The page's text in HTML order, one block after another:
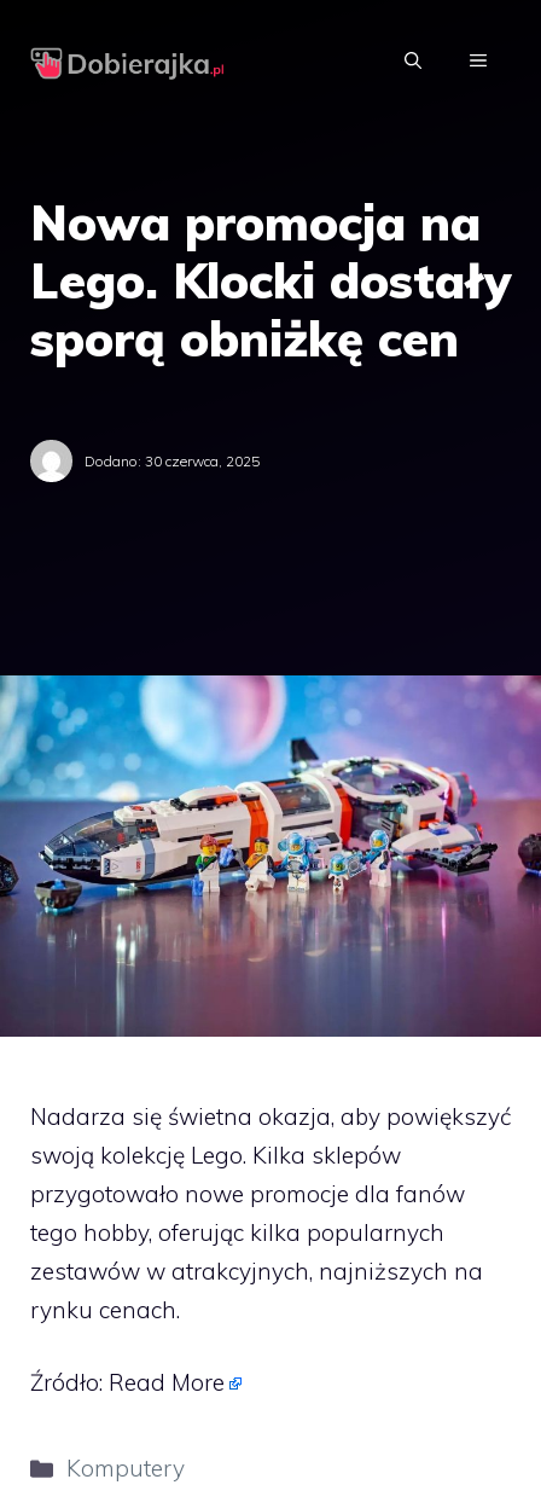
MENU
Nowa promocja na
Lego. Klocki dostały
sporą obniżkę cen
Dodano: 30 czerwca, 2025
Nadarza się świetna okazja, aby powiększyć
swoją kolekcję Lego. Kilka sklepów
przygotowało nowe promocje dla fanów
tego hobby, oferując kilka popularnych
zestawów w atrakcyjnych, najniższych na
rynku cenach.
Źródło: Read More
Kategorie
Komputery